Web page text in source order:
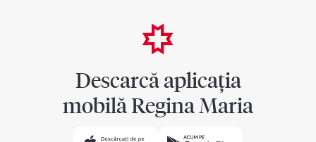
Descarcă aplicația
mobilă Regina Maria